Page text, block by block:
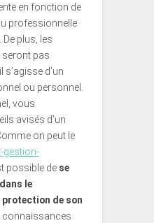
en fonction de
professionnelle
plus, les
pas
s’agisse d’un
ou personnel.
vous
avisés d’un
on peut le
gestion-
possible de se
le
protection de son
connaissances